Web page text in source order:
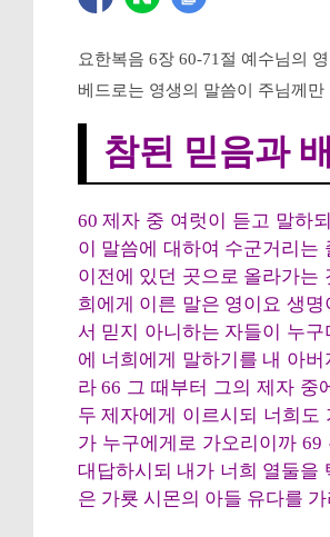
요한복음 6장 60-71절 예수님의
베드로는 영생의 말씀이 주님께
참된 믿음과
60 제자 중 여럿이 듣고 말하
이 말씀에 대하여 수군거리는
이전에 있던 곳으로 올라가는
희에게 이른 말은 영이요 생
서 믿지 아니하는 자들이 누
에 너희에게 말하기를 내 아
라 66 그 때부터 그의 제자 중
두 제자에게 이르시되 너희도
가 누구에게로 가오리이까
대답하시되 내가 너희 열둘을
은 가룟 시몬의 아들 유다를